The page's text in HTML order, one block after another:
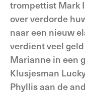
trompettist Mark
over verdorde
naar een nieuw
verdient veel
Marianne in een
Klusjesman
Phyllis aan de